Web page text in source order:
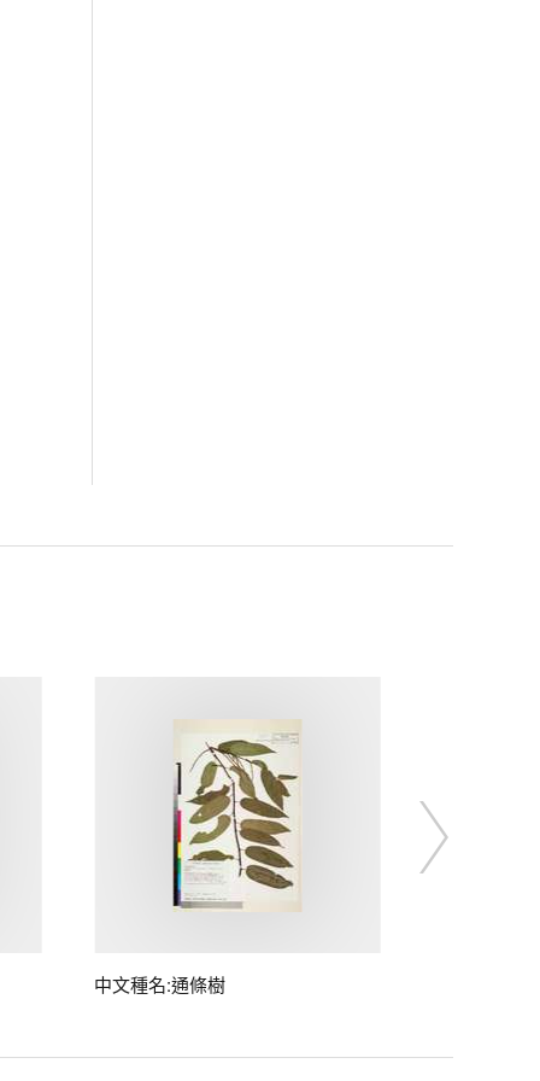
中文種名:通條樹